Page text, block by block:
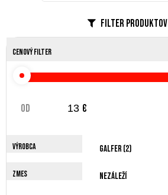
Filter produktov
Cenový filter
od €
Výrobca Galfer (2)
Zmes Nezáleží